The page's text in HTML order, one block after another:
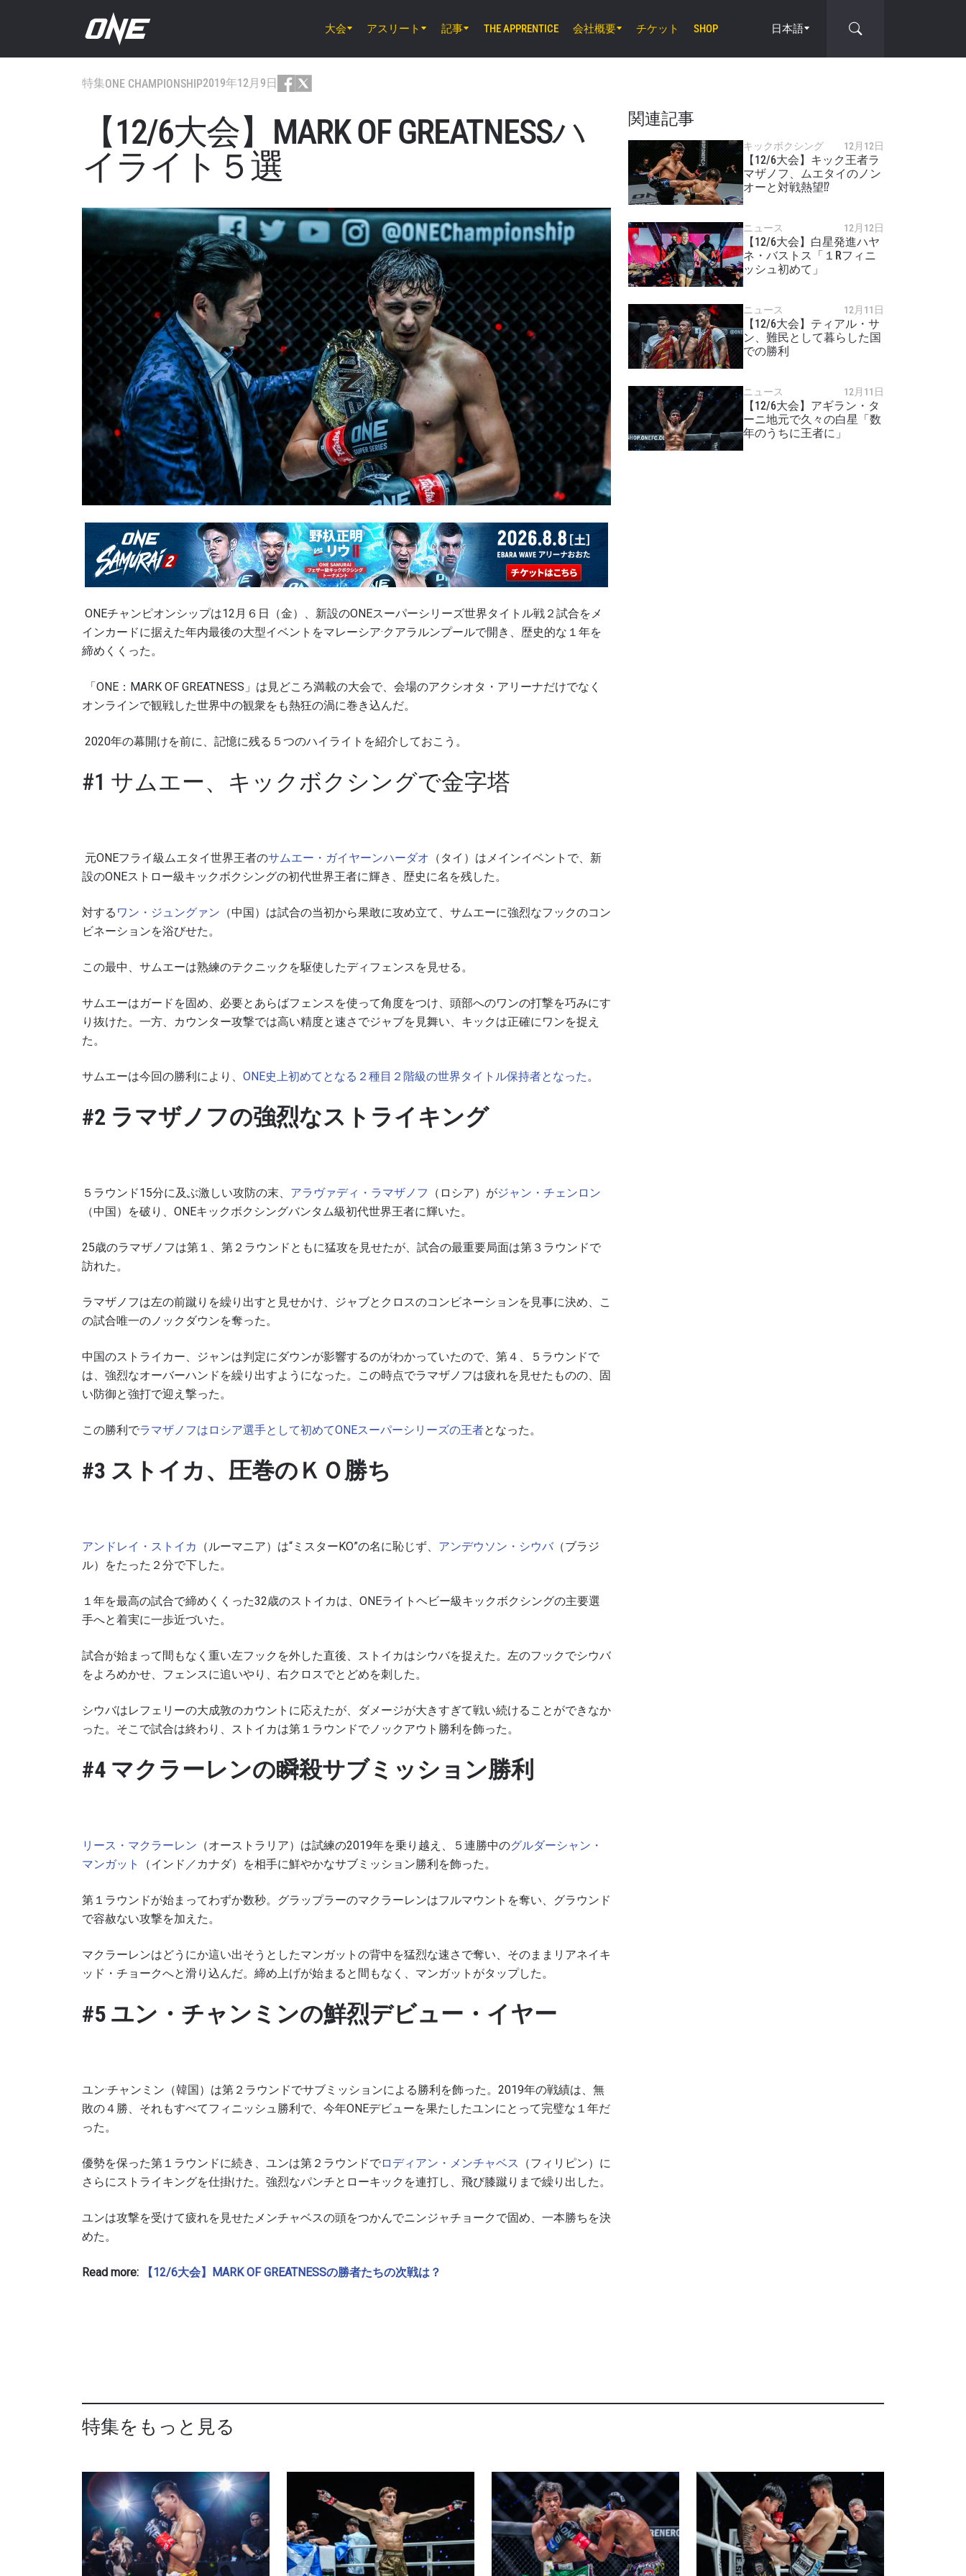
大会 アスリート 記事 THE APPRENTICE 会社概要 チケット SHOP 日本語
特集ONE CHAMPIONSHIP2019年12月9日
【12/6大会】MARK OF GREATNESSハ
イライト５選
ONEチャンピオンシップは12 月６日（金）、新設のONEスーパーシリーズ世界タイトル戦２試合をメ
インカードに据えた年内最後の大型イベントをマレーシア·クアラルンプールで開き、歴史的な１年を
締めくくった。
「ONE ： MARK OF GREATNESS 」は見どころ満載の大会で、会場のアクシオタ・アリーナだけでなく
オンラインで観戦した世界中の観衆をも熱狂の渦に巻き込んだ。
2020年の幕開けを前に、記憶に残る５つのハイライトを紹介しておこう。
#1 サムエー、キックボクシングで金字塔
元ONEフライ級ムエタイ世界王者のサムエー・ガイヤーンハーダオ （タイ）はメインイベントで、新
設のONEストロー級キックボクシングの初代世界王者に輝き、歴史に名を残した。
対する ワン・ジュングァン （中国）は試合の当初から果敢に攻め立て、サムエーに強烈なフックのコン
ビネーションを浴びせた。
この最中、サムエーは熟練のテクニックを駆使したディフェンスを見せる。
サムエーはガードを固め、必要とあらばフェンスを使って角度をつけ、頭部へのワンの打撃を巧みにす
り抜けた。一方、カウンター攻撃では高い精度と速さでジャブを見舞い、キックは正確にワンを捉え
た。
サムエーは今回の勝利により、 ONE史上初めてとなる２種目２階級の世界タイトル保持者となった 。
#2 ラマザノフの強烈なストライキング
５ラウンド15分に及ぶ激しい攻防の末、 アラヴァディ・ラマザノフ （ロシア）がジャン・チェンロン
（中国）を破り、ONEキックボクシングバンタム級初代世界王者に輝いた。
25歳のラマザノフは第１、第２ラウンドともに猛攻を見せたが、試合の最重要局面は第３ラウンドで
訪れた。
ラマザノフは左の前蹴りを繰り出すと見せかけ、ジャブとクロスのコンビネーションを見事に決め、こ
の試合唯一のノックダウンを奪った。
中国のストライカー、ジャンは判定にダウンが影響するのがわかっていたので、第４、５ラウンドで
は、強烈なオーバーハンドを繰り出すようになった。
この時点でラマザノフは疲れを見せたものの、固
い防御と強打で迎え撃った。
この勝利でラマザノフはロシア選手として初めてONEスーパーシリーズの王者となった。
#3 ストイカ、圧巻のＫＯ勝ち
アンドレイ・ストイカ （ルーマニア）は“ミスターKO”の名に恥じず、 アンデウソン・シウバ（ブラジ
ル）をたった２分で下した。
１年を最高の試合で締めくくった32歳のストイカは、 ONEライトヘビー級キックボクシングの主要選
手へと着実に一歩近づいた。
試合が始まって間もなく重い左フックを外した直後、ストイカはシウバを捉えた。左のフックでシウバ
をよろめかせ、フェンスに追いやり、右クロスでとどめを刺した。
シウバはレフェリーの大成敦のカウントに応えたが、ダメージが大きすぎて戦い続けることができなか
った。そこで試合は終わり、ストイカは第１ラウンドでノックアウト勝利を飾った。
#4 マクラーレンの瞬殺サブミッション勝利
リース・マクラーレン （オーストラリア）は試練の2019年を乗り越え、５連勝中のグルダーシャン・
マンガット
（インド／カナダ）を相手に鮮やかなサブミッション勝利を飾った。
第１ラウンドが始まってわずか数秒。グラップラーのマクラーレンはフルマウントを奪い、グラウンド
で容赦ない攻撃を加えた。
マクラーレンはどうにか這い出そうとしたマンガットの背中を猛烈な速さで奪い、そのままリアネイキ
ッド・チョークへと滑り込んだ。締め上げが始まると間もなく、マンガットがタップした。
#5 ユン・チャンミンの鮮烈デビュー・イヤー
ユン·チャンミン（韓国）は第２ラウンドでサブミッションによる勝利を飾った。2019年の戦績は、無
敗の４勝、それもすべてフィニッシュ勝利で、今年ONEデビューを果たしたユンにとって完璧な１年だ
った。
優勢を保った第１ラウンドに続き、ユンは第２ラウンドでロディアン・メンチャベス
（フィリピン）に
さらにストライキングを仕掛けた。強烈なパンチとローキックを連打し、飛び膝蹴りまで繰り出した。
ユンは攻撃を受けて疲れを見せたメンチャベスの頭をつかんでニンジャチョークで固め、一本勝ちを決
めた。
Read more: 【12/6大会】MARK OF GREATNESSの勝者たちの次戦は？
関連記事
キックボクシング 12月12日
【12/6大会】キック王者ラ
マザノフ、ムエタイのノン
オーと対戦熱望⁉️
ニュース 12月12日
【12/6大会】白星発進ハヤ
ネ・バストス「１Rフィニ
ッシュ初めて」
ニュース 12月11日
【12/6大会】ティアル・サ
ン、難民として暮らした国
での勝利
ニュース 12月11日
【12/6大会】アギラン・タ
ーニ地元で久々の白星「数
年のうちに王者に」
特集をもっと見る
大会
ハイライトを見る
最新情報をゲット
Eメール
名前（ローマ字で記入）
このフォームを送信することにより、お客様は当社の プライバシーポリ
シー に基づく情報の収集、使用および開示に同意したことになります。
お客様は、いつでも配信を停止することができます。